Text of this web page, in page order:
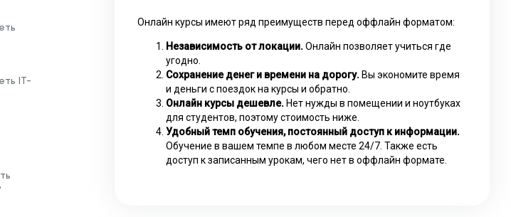
IT-
Онлайн курсы имеют ряд преимуществ перед оффлайн форматом:
Независимость от локации. Онлайн позволяет учиться где
угодно.
Сохранение денег и времени на дорогу. Вы экономите время
и деньги с поездок на курсы и обратно.
Онлайн курсы дешевле. Нет нужды в помещении и ноутбуках
для студентов, поэтому стоимость ниже.
Удобный темп обучения, постоянный доступ к информации.
Обучение в вашем темпе в любом месте 24/7. Также есть
доступ к записанным урокам, чего нет в оффлайн формате.